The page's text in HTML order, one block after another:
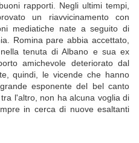
rapporti. Negli ultimi tempi,
un riavvicinamento con
mediatiche nate a seguito di
Romina pare abbia accettato,
tenuta di Albano e sua ex
amichevole deteriorato dal
quindi, le vicende che hanno
esponente del bel canto
l'altro, non ha alcuna voglia di
in cerca di nuove esaltanti